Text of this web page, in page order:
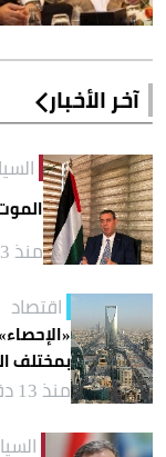
آخر الأخبار
منذ 3 دقائق
اقتصاد
بمختلف
منذ 13 دقيقة